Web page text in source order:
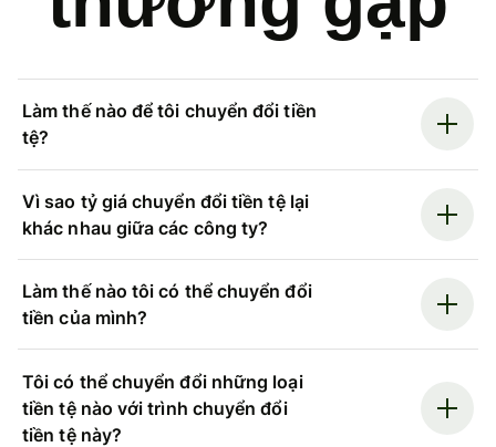
Làm thế nào để tôi chuyển đổi tiền
tệ?
Vì sao tỷ giá chuyển đổi tiền tệ lại
khác nhau giữa các công ty?
Làm thế nào tôi có thể chuyển đổi
tiền của mình?
Tôi có thể chuyển đổi những loại
tiền tệ nào với trình chuyển đổi
tiền tệ này?